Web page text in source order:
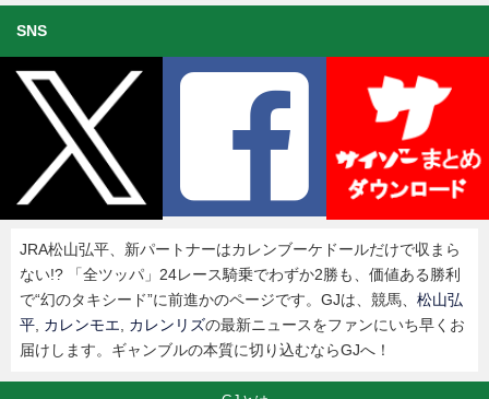
SNS
JRA松山弘平、新パートナーはカレンブーケドールだけで収まら
ない!? 「全ツッパ」24レース騎乗でわずか2勝も、価値ある勝利
で“幻のタキシード”に前進かのページです。GJは、競馬、 松山弘
平 カレンモエ カレンリズの最新ニュースをファンにいち早くお
届けします。ギャンブルの本質に切り込むならGJへ！